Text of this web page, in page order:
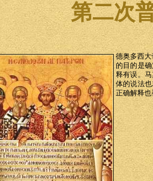
第二次
德奥多西
的目的是
释有误。
体的说法
正确解释